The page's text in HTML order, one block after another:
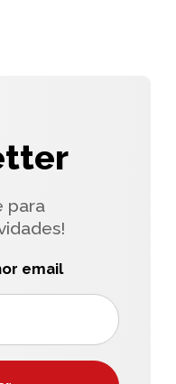
para
email